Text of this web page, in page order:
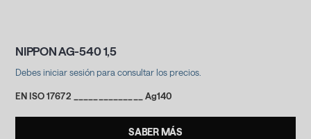
NIPPON AG-540 1,5
Debes iniciar sesión para consultar los precios.
EN ISO 17672 ______________ Ag140
SABER MÁS